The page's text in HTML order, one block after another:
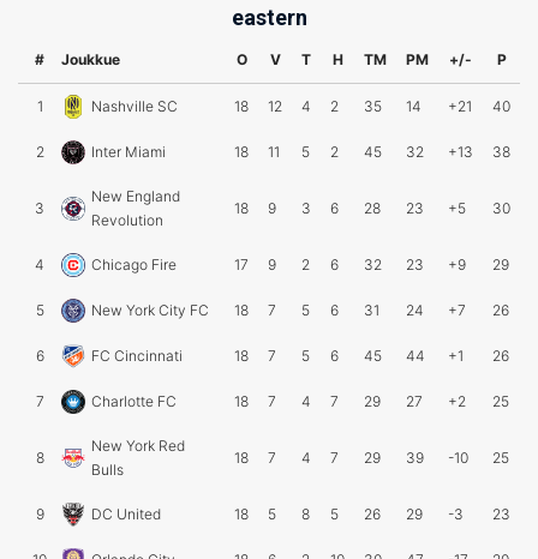
eastern
# Joukkue O V T H TM PM +/- P
1 Nashville SC 18 12 4 2 35 14 +21 40
2 Inter Miami 18 11 5 2 45 32 +13 38
3
New England
Revolution
18 9 3 6 28 23 +5 30
4 Chicago Fire 17 9 2 6 32 23 +9 29
5 New York City FC 18 7 5 6 31 24 +7 26
6 FC Cincinnati 18 7 5 6 45 44 +1 26
7 Charlotte FC 18 7 4 7 29 27 +2 25
8
New York Red
Bulls
18 7 4 7 29 39 -10 25
9 DC United 18 5 8 5 26 29 -3 23